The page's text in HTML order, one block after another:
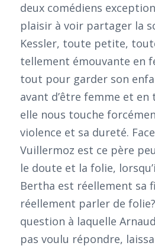
deux comédiens
plaisir à voir partager la
Kessler, toute petite,
tellement émouvante en
tout pour garder son
avant d’être femme et
elle nous touche
violence et sa dureté.
Vuillermoz est ce père
le doute et la folie,
Bertha est réellement sa
réellement parler de
question à laquelle
pas voulu répondre,